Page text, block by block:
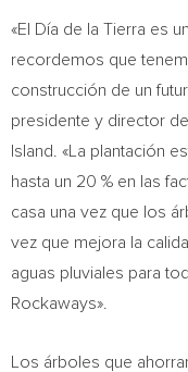
«El Día de la Tierra es
recordemos que
construcción de un
presidente y director
Island. «La plantación
hasta un 20 % en las
casa una vez que los
vez que mejora la
aguas pluviales para
Rockaways».
Los árboles que